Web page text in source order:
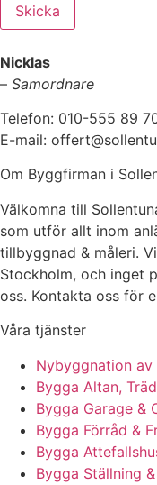
Skicka
Nicklas
– Samordnare
Telefon: 010-555 89
E-mail:
Om Byggfirman i
Välkomna till
som utför allt inom
tillbyggnad & måleri.
Stockholm, och inget
oss. Kontakta oss för
Våra tjänster
Nybyggnation av
Bygga Altan,
Bygga Garage &
Bygga Förråd &
Bygga
Bygga Ställning